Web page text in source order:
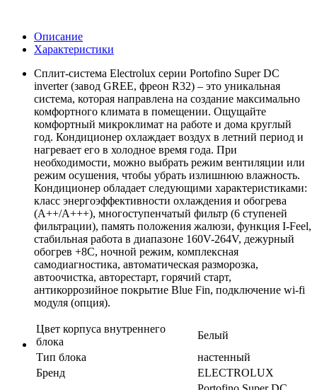
Описание
Характеристики
Сплит-система Electrolux серии Portofino Super DC
inverter (завод GREE, фреон R32) – это уникальная
система, которая направлена на создание максимально
комфортного климата в помещении. Ощущайте
комфортный микроклимат на работе и дома круглый
год. Кондиционер охлаждает воздух в летний период и
нагревает его в холодное время года. При
необходимости, можно выбрать режим вентиляции или
режим осушения, чтобы убрать излишнюю влажность.
Кондиционер обладает следующими характеристиками:
класс энергоэффективности охлаждения и обогрева
(А++/A+++), многоступенчатый фильтр (6 ступеней
фильтрации), память положения жалюзи, функция I-Feel,
стабильная работа в диапазоне 160V-264V, дежурный
обогрев +8С, ночной режим, комплексная
самодиагностика, автоматическая разморозка,
автоочистка, авторестарт, горячий старт,
антикоррозийное покрытие Blue Fin, подключение wi-fi
модуля (опция).
Цвет корпуса внутреннего
блока
Белый
Тип блока
настенный
Бренд
ELECTROLUX